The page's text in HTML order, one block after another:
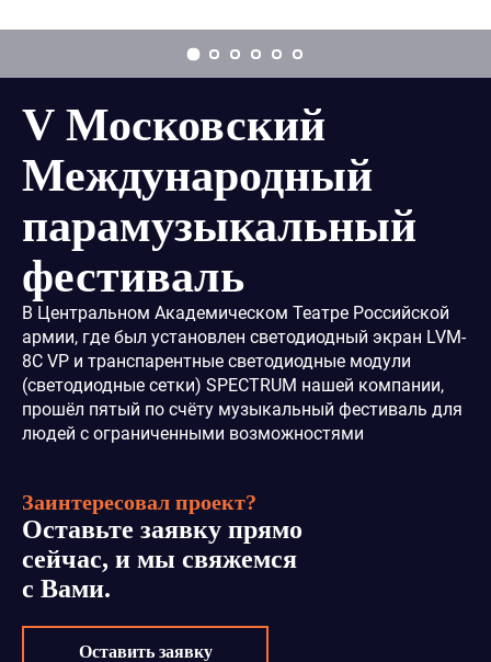
V Московский
Международный
парамузыкальный
фестиваль
В Центральном Академическом Театре Российской
армии, где был установлен светодиодный экран LVM-
8C VP и транспарентные светодиодные модули
(светодиодные сетки) SPECTRUM нашей компании,
прошёл пятый по счёту музыкальный фестиваль для
людей с ограниченными возможностями
Заинтересовал проект?
Оставьте заявку прямо
сейчас, и мы свяжемся
с Вами.
Оставить заявку